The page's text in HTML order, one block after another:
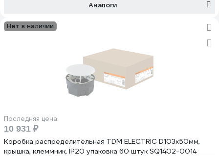
Аналоги
Нет в наличии
Последняя цена
10 931 ₽
Коробка распределительная TDM ELECTRIC D103х50мм,
крышка, клеммник, IP20 упаковка 60 штук SQ1402-0014